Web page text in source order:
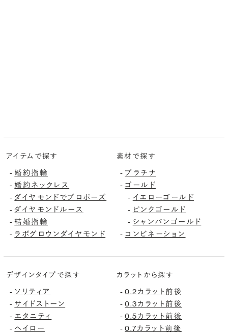
アイテムで探す
-婚約指輪
-婚約ネックレス
-ダイヤモンドでプロポーズ
-ダイヤモンドルース
-結婚指輪
- ラボグロウンダイヤモンド
素材で探す
- プラチナ
- ゴールド
- イエローゴールド
- ピンクゴールド
- シャンパンゴールド
- コンビネーション
デザインタイプで探す
- ソリティア
- サイドストーン
- エタニティ
- ヘイロー
カラットから探す
-0.2カラット前後
-0.3カラット前後
-0.5カラット前後
-0.7カラット前後